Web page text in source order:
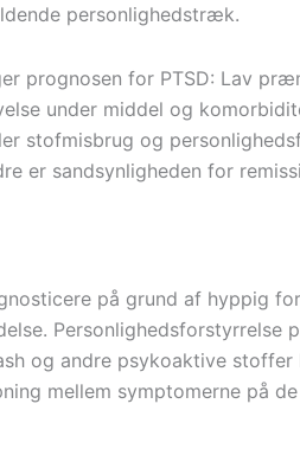
personlighedstræk.
prognosen for PTSD: Lav
under middel og
stofmisbrug og
er sandsynligheden for
på grund af hyppig
Personlighedsforstyrrelse
og andre psykoaktive
mellem symptomerne på